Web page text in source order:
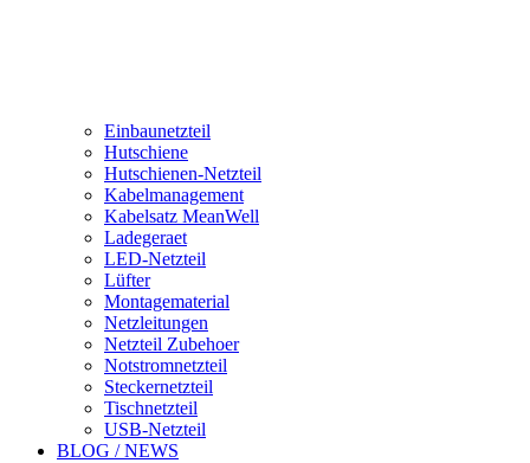
Einbaunetzteil
Hutschiene
Hutschienen-Netzteil
Kabelmanagement
Kabelsatz MeanWell
Ladegeraet
LED-Netzteil
Lüfter
Montagematerial
Netzleitungen
Netzteil Zubehoer
Notstromnetzteil
Steckernetzteil
Tischnetzteil
USB-Netzteil
BLOG / NEWS